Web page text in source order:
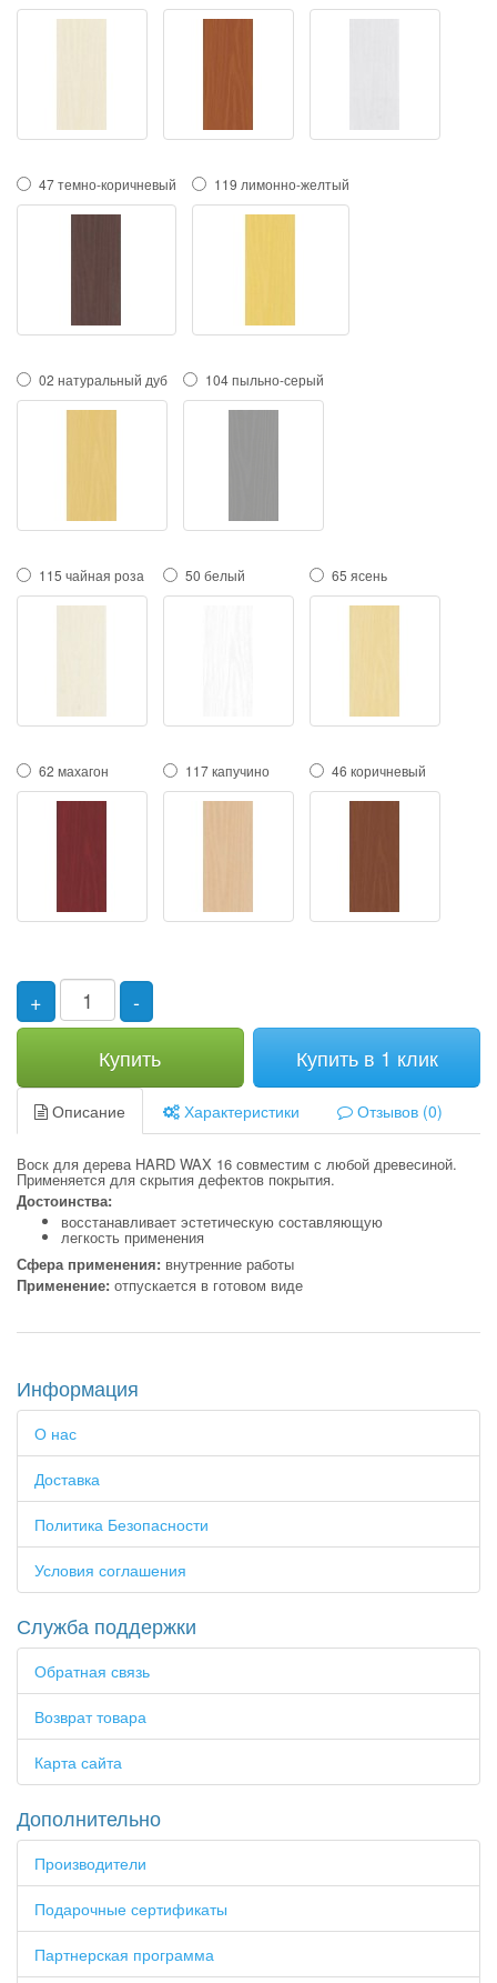
47 темно-коричневый 119 лимонно-желтый
02 натуральный дуб 104 пыльно-серый
115 чайная роза 50 белый 65 ясень
62 махагон 117 капучино 46 коричневый
+
-
Купить
Купить в 1 клик
Описание Характеристики Отзывов (0)
Воск для дерева HARD WAX 16 совместим с любой древесиной.
Применяется для скрытия дефектов покрытия.
Достоинства:
восстанавливает эстетическую составляющую
легкость применения
Сфера применения: внутренние работы
Применение: отпускается в готовом виде
Информация
О нас
Доставка
Политика Безопасности
Условия соглашения
Служба поддержки
Обратная связь
Возврат товара
Карта сайта
Дополнительно
Производители
Подарочные сертификаты
Партнерская программа